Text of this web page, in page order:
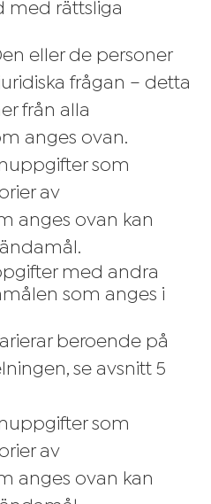
med rättsliga
eller de personer
frågan – detta
från alla
anges ovan.
som
av
anges ovan kan
med andra
som anges i
beroende på
se avsnitt 5
som
av
anges ovan kan